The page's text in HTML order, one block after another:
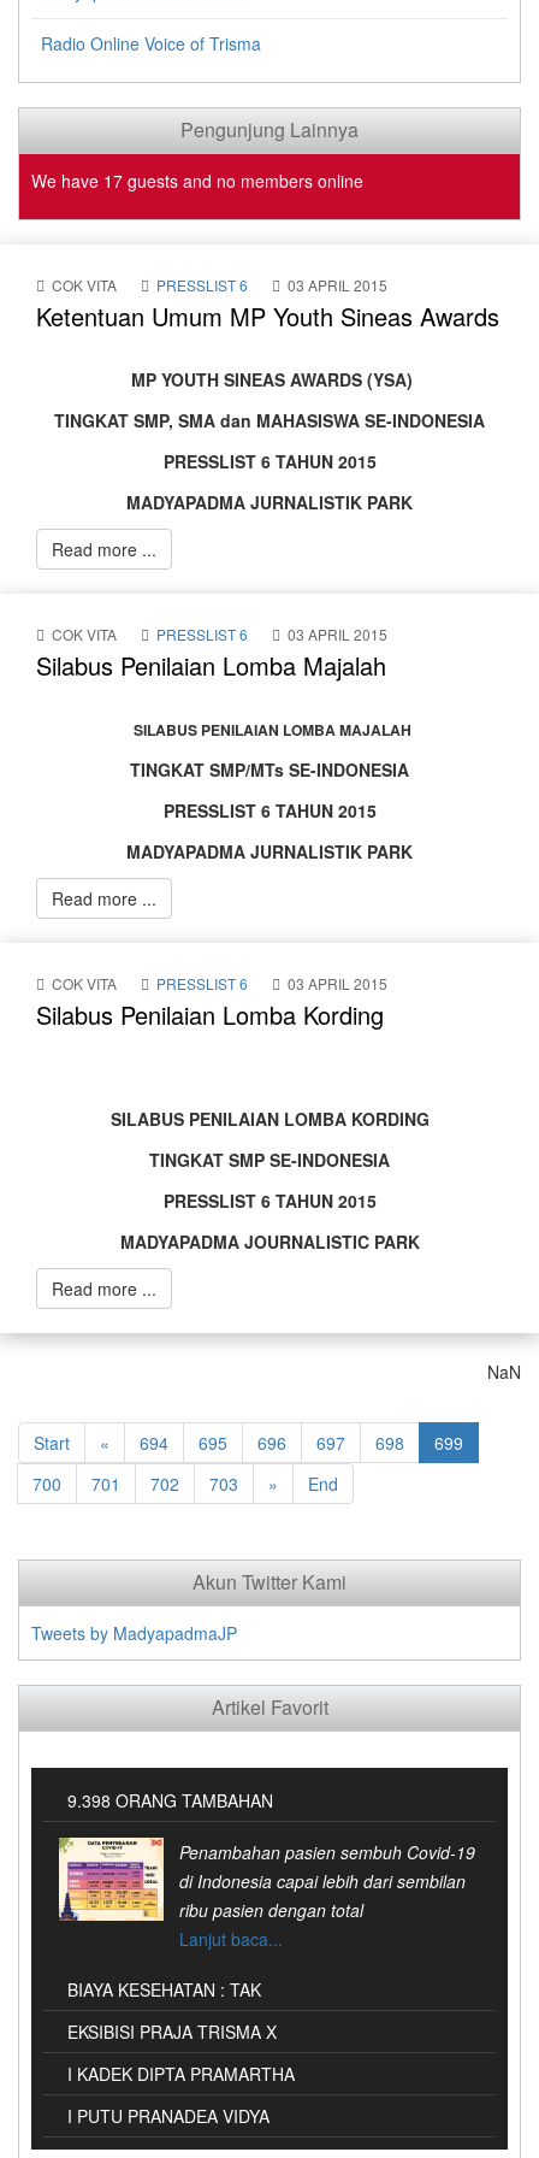
siteler
Deneme
Bonusu
Veren
deneme
Deneme
Bonusu
2024
casino
siteleri
Güvenilir
Deneme
Bonusu
Siteler
Radio Online Voice of Trisma
Pengunjung Lainnya
We have 17 guests and no members online
COK VITA PRESSLIST 6 03 APRIL 2015
Ketentuan Umum MP Youth Sineas Awards
MP YOUTH SINEAS AWARDS (YSA)
TINGKAT SMP, SMA dan MAHASISWA SE-INDONESIA
PRESSLIST 6 TAHUN 2015
MADYAPADMA JURNALISTIK PARK
Read more ...
COK VITA PRESSLIST 6 03 APRIL 2015
Silabus Penilaian Lomba Majalah
SILABUS PENILAIAN LOMBA MAJALAH
TINGKAT SMP/MTs SE-INDONESIA
PRESSLIST 6 TAHUN 2015
MADYAPADMA JURNALISTIK PARK
Read more ...
COK VITA PRESSLIST 6 03 APRIL 2015
Silabus Penilaian Lomba Kording
SILABUS PENILAIAN LOMBA KORDING
TINGKAT SMP SE-INDONESIA
PRESSLIST 6 TAHUN 2015
MADYAPADMA JOURNALISTIC PARK
Read more ...
NaN
Start « 694 695 696 697 698
699
700
701 702 703 » End
Akun Twitter Kami
Tweets by MadyapadmaJP
Artikel Favorit
9.398 ORANG TAMBAHAN
Penambahan pasien sembuh Covid-19
di Indonesia capai lebih dari sembilan
ribu pasien dengan total
Lanjut baca...
BIAYA KESEHATAN : TAK
Oleh: Ni Wayan Kusuma Putri Setiap
tahunnya, biaya kesehatan di
Indonesia selalu mengalami
Lanjut baca...
EKSIBISI PRAJA TRISMA X
Eksibisi Praja Trisma yang ke-10 yang
diadakan kembali hadir pada (15/02).
Masih membawakan
I KADEK DIPTA PRAMARTHA
Ketika membicarakan soal bola,
I PUTU PRANADEA VIDYA